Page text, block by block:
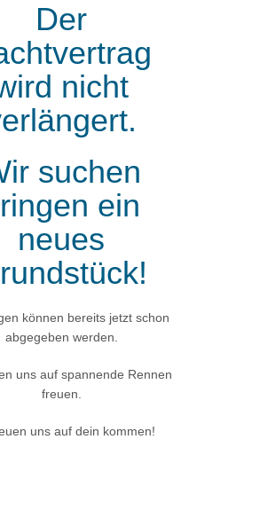
Der
nicht
suchen
ein
neues
können bereits jetzt schon
abgegeben werden.
uns auf spannende Rennen
freuen.
uns auf dein kommen!